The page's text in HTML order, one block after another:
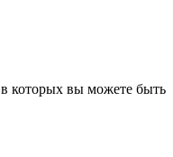
которых вы можете быть